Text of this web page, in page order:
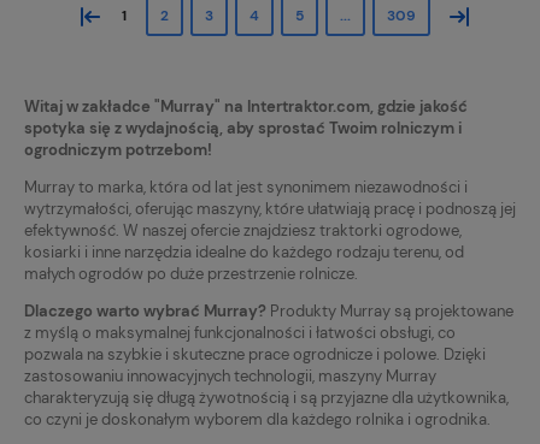
« 1 2 3 4 5 ... 309 »
Witaj w zakładce "Murray" na Intertraktor.com, gdzie jakość
spotyka się z wydajnością, aby sprostać Twoim rolniczym i
ogrodniczym potrzebom!
Murray to marka, która od lat jest synonimem niezawodności i
wytrzymałości, oferując maszyny, które ułatwiają pracę i podnoszą jej
efektywność. W naszej ofercie znajdziesz traktorki ogrodowe,
kosiarki i inne narzędzia idealne do każdego rodzaju terenu, od
małych ogrodów po duże przestrzenie rolnicze.
Dlaczego warto wybrać Murray? Produkty Murray są projektowane
z myślą o maksymalnej funkcjonalności i łatwości obsługi, co
pozwala na szybkie i skuteczne prace ogrodnicze i polowe. Dzięki
zastosowaniu innowacyjnych technologii, maszyny Murray
charakteryzują się długą żywotnością i są przyjazne dla użytkownika,
co czyni je doskonałym wyborem dla każdego rolnika i ogrodnika.